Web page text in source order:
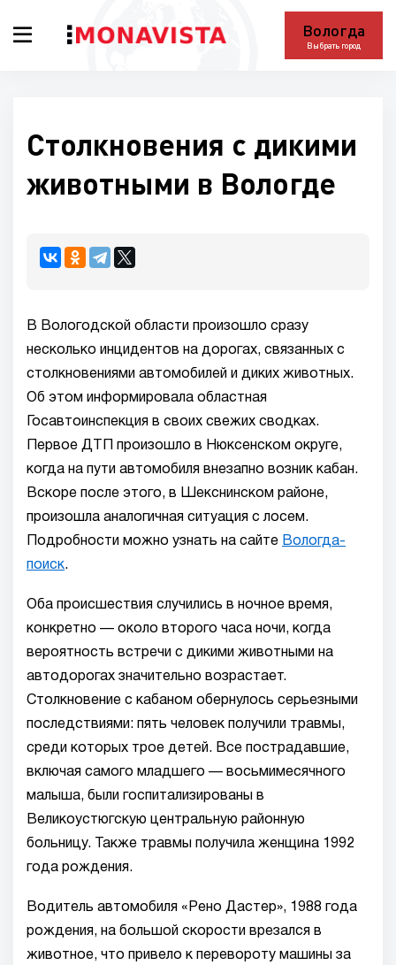
Вологда
Выбрать город
Столкновения с дикими
животными в Вологде
В Вологодской области произошло сразу
несколько инцидентов на дорогах, связанных с
столкновениями автомобилей и диких животных.
Об этом информировала областная
Госавтоинспекция в своих свежих сводках.
Первое ДТП произошло в Нюксенском округе,
когда на пути автомобиля внезапно возник кабан.
Вскоре после этого, в Шекснинском районе,
произошла аналогичная ситуация с лосем.
Подробности можно узнать на сайте Вологда-
поиск.
Оба происшествия случились в ночное время,
конкретно — около второго часа ночи, когда
вероятность встречи с дикими животными на
автодорогах значительно возрастает.
Столкновение с кабаном обернулось серьезными
последствиями: пять человек получили травмы,
среди которых трое детей. Все пострадавшие,
включая самого младшего — восьмимесячного
малыша, были госпитализированы в
Великоустюгскую центральную районную
больницу. Также травмы получила женщина 1992
года рождения.
Водитель автомобиля «Рено Дастер», 1988 года
рождения, на большой скорости врезался в
животное, что привело к перевороту машины за